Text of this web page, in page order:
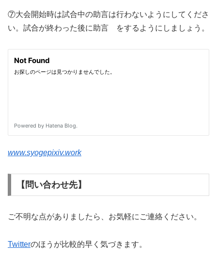
⑦大会開始時は試合中の助言は行わないようにしてくださ
い。試合が終わった後に助言 をするようにしましょう。
www.syogepixiv.work
【問い合わせ先】
ご不明な点がありましたら、お気軽にご連絡ください。
Twitterのほうが比較的早く気づきます。